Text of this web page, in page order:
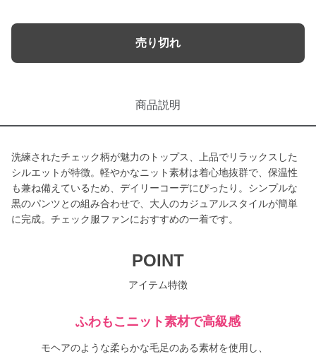
売り切れ
商品説明
洗練されたチェック柄が魅力のトップス、上品でリラックスした
シルエットが特徴。軽やかなニット素材は着心地抜群で、保温性
も兼ね備えているため、デイリーコーデにぴったり。シンプルな
黒のパンツとの組み合わせで、大人のカジュアルスタイルが簡単
に完成。チェック服ファンにおすすめの一着です。
POINT
アイテム特徴
ふわもこニット素材で高級感
モヘアのような柔らかな毛足のある素材を使用し、